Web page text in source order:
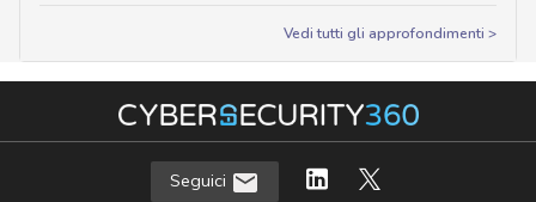
Vedi tutti gli approfondimenti >
Seguici